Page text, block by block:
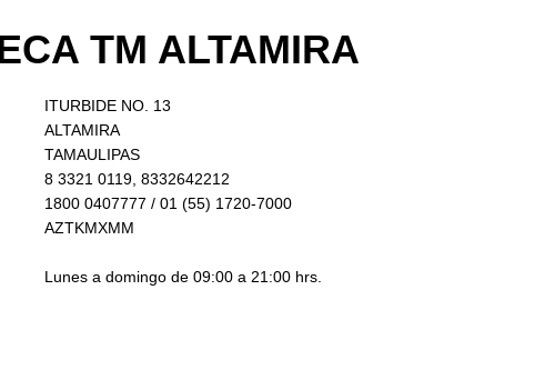
TM ALTAMIRA
ITURBIDE NO. 13
ALTAMIRA
TAMAULIPAS
8 3321 0119, 8332642212
1800 0407777 / 01 (55) 1720-7000
AZTKMXMM
Lunes a domingo de 09:00 a 21:00 hrs.